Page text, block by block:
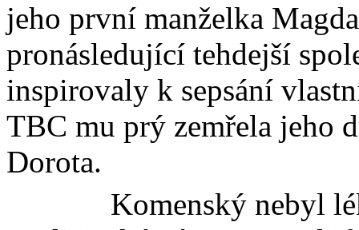
jeho první manželka
pronásledující tehdejší
inspirovaly k sepsání
TBC mu prý zemřela jeho
Dorota.
Komenský nebyl